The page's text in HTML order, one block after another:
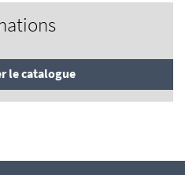
le catalogue